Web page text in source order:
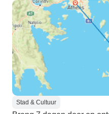
Stad & Cultuur